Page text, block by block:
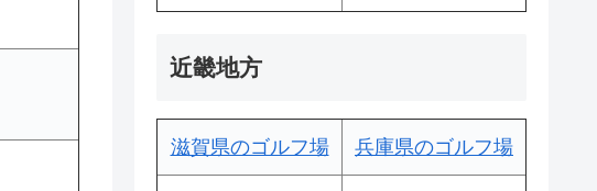
近畿地方
滋賀県のゴルフ場 兵庫県のゴルフ場